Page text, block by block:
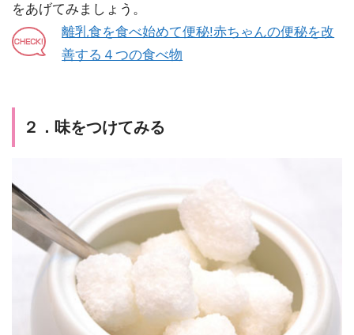
をあげてみましょう。
離乳食を食べ始めて便秘!赤ちゃんの便秘を改
善する４つの食べ物
２．味をつけてみる